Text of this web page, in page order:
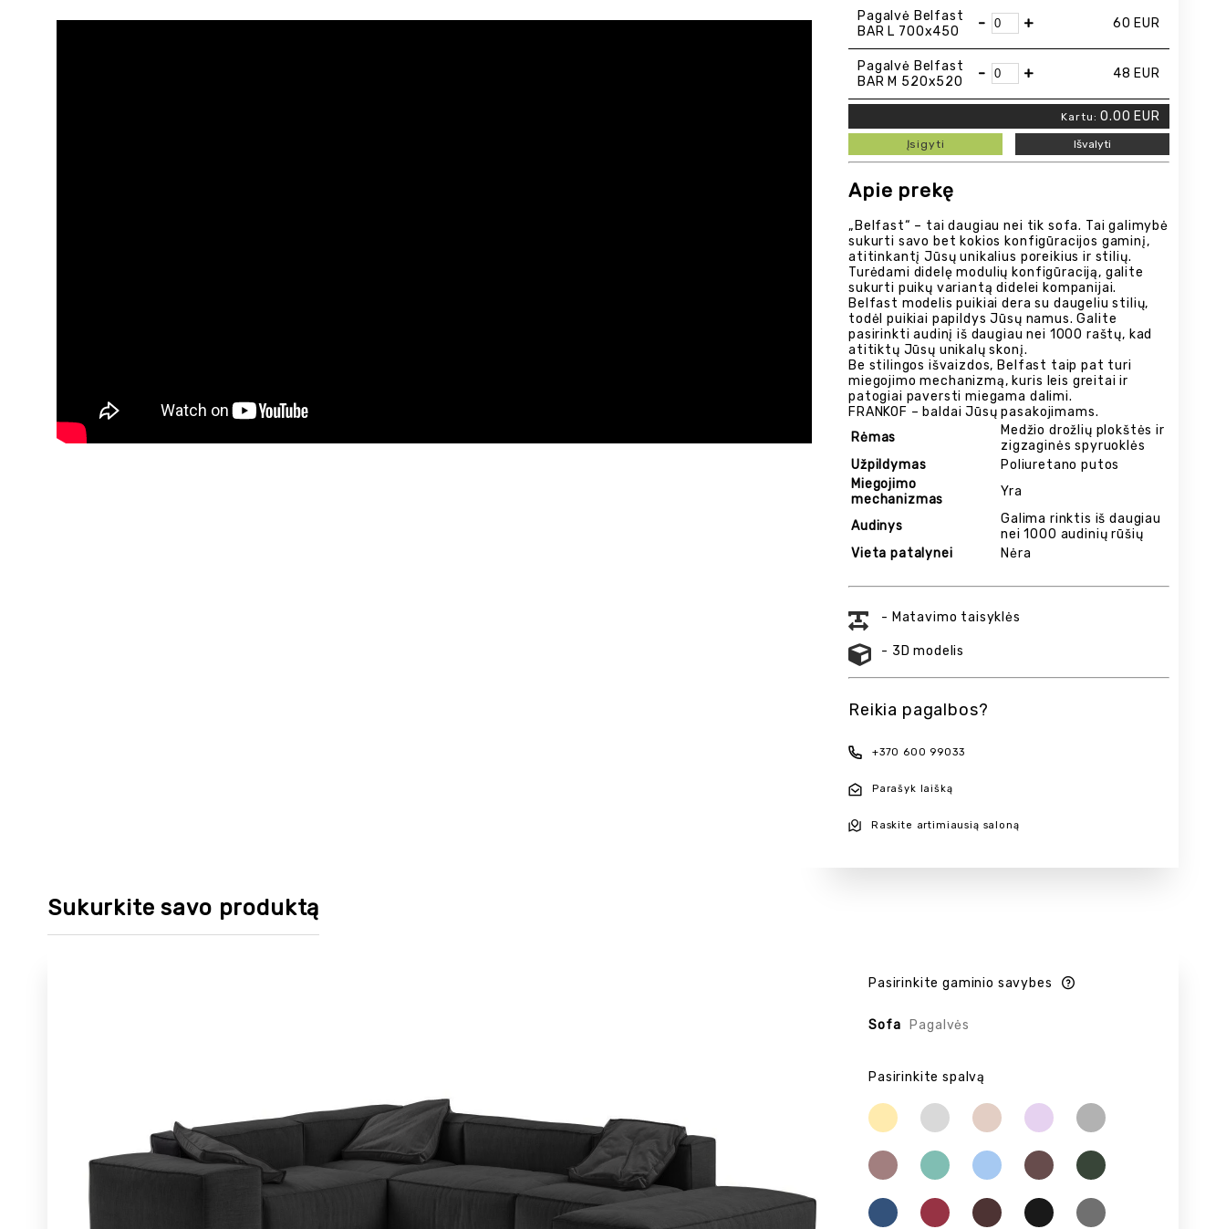
Pagalvė Belfast
BAR L 700x450
- + 60 EUR
Pagalvė Belfast
BAR M 520x520
- + 48 EUR
Kartu:0.00 EUR
Įsigyti Išvalyti
Apie prekę
„Belfast“ – tai daugiau nei tik sofa. Tai galimybė
sukurti savo bet kokios konfigūracijos gaminį,
atitinkantį Jūsų unikalius poreikius ir stilių.
Turėdami didelę modulių konfigūraciją, galite
sukurti puikų variantą didelei kompanijai.
Belfast modelis puikiai dera su daugeliu stilių,
todėl puikiai papildys Jūsų namus. Galite
pasirinkti audinį iš daugiau nei 1000 raštų, kad
atitiktų Jūsų unikalų skonį.
Be stilingos išvaizdos, Belfast taip pat turi
miegojimo mechanizmą, kuris leis greitai ir
patogiai paversti miegama dalimi.
FRANKOF – baldai Jūsų pasakojimams.
Rėmas
Medžio drožlių plokštės ir
zigzaginės spyruoklės
Užpildymas
Poliuretano putos
Miegojimo
mechanizmas
Yra
Audinys
Galima rinktis iš daugiau
nei 1000 audinių rūšių
Vieta patalynei
Nėra
- Matavimo taisyklės
- 3D modelis
Reikia pagalbos?
+370 600 99033
Parašyk laišką
Raskite artimiausią saloną
Sukurkite savo produktą
Pasirinkite gaminio savybes
Sofa Pagalvės
Pasirinkite spalvą